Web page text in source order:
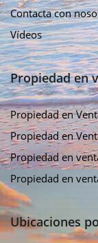
Contacta con
Vídeos
Propiedad en
Propiedad en
Propiedad en
Propiedad en
Propiedad en
Ubicaciones